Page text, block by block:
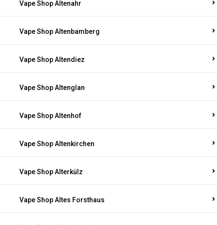
Vape Shop Altenahr
Vape Shop Altenbamberg
Vape Shop Altendiez
Vape Shop Altenglan
Vape Shop Altenhof
Vape Shop Altenkirchen
Vape Shop Alterkülz
Vape Shop Altes Forsthaus